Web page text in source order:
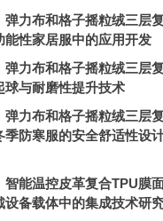
弹力布和格子摇粒绒三层
能性家居服中的应用开发
弹力布和格子摇粒绒三层
球与耐磨性提升技术
弹力布和格子摇粒绒三层
季防寒服的安全舒适性设
智能温控皮革复合TPU膜
设备载体中的集成技术研